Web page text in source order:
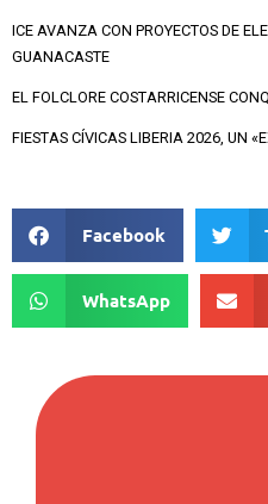
ICE AVANZA CON PROYECTOS DE
GUANACASTE
EL FOLCLORE COSTARRICENSE
FIESTAS CÍVICAS LIBERIA 2026, UN
Facebook
WhatsApp